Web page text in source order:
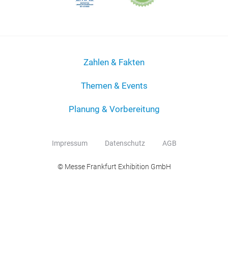
Zahlen & Fakten
Themen & Events
Planung & Vorbereitung
Impressum Datenschutz AGB
© Messe Frankfurt Exhibition GmbH